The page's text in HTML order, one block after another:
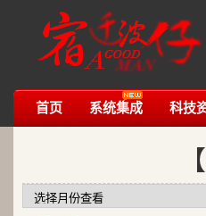
首页 系统集成 科技